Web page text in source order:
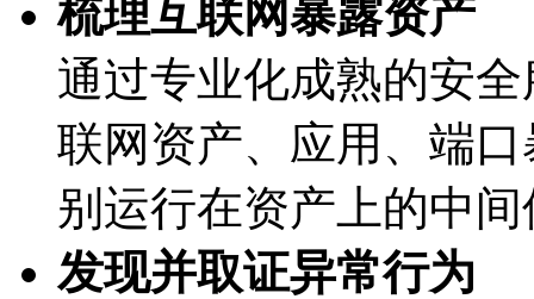
梳理互联网暴露资产
通过专业化成熟的安全
联网资产、应用、
别运行在资产上的中
发现并取证异常行为